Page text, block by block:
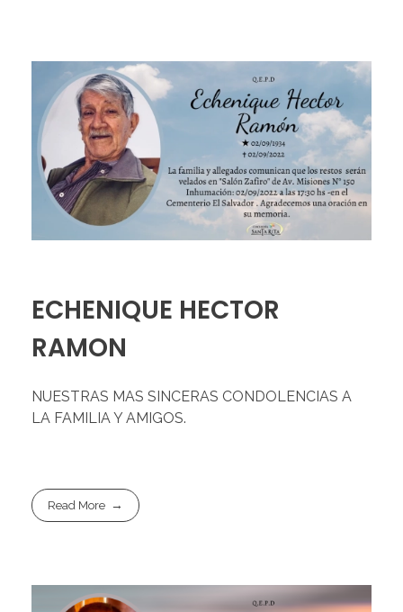
ECHENIQUE HECTOR
RAMON
NUESTRAS MAS SINCERAS CONDOLENCIAS A
LA FAMILIA Y AMIGOS.
Read More